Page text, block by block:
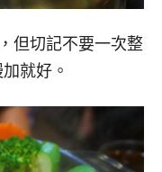
但切記不要一次整
就好。